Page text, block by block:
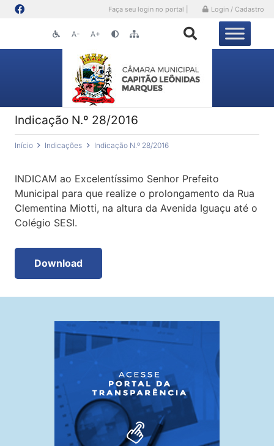
Faça seu login no portal | Login / Cadastro
A- A+
Indicação N.º 28/2016
Início Indicações Indicação N.º 28/2016
INDICAM ao Excelentíssimo Senhor Prefeito
Municipal para que realize o prolongamento da Rua
Clementina Miotti, na altura da Avenida Iguaçu até o
Colégio SESI.
Download